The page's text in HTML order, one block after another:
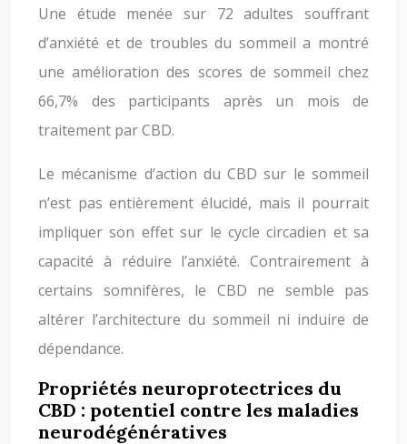
Une étude menée sur 72 adultes souffrant
d’anxiété et de troubles du sommeil a montré
une amélioration des scores de sommeil chez
66,7% des participants après un mois de
traitement par CBD.
Le mécanisme d’action du CBD sur le sommeil
n’est pas entièrement élucidé, mais il pourrait
impliquer son effet sur le cycle circadien et sa
capacité à réduire l’anxiété. Contrairement à
certains somnifères, le CBD ne semble pas
altérer l’architecture du sommeil ni induire de
dépendance.
Propriétés neuroprotectrices du
CBD : potentiel contre les maladies
neurodégénératives